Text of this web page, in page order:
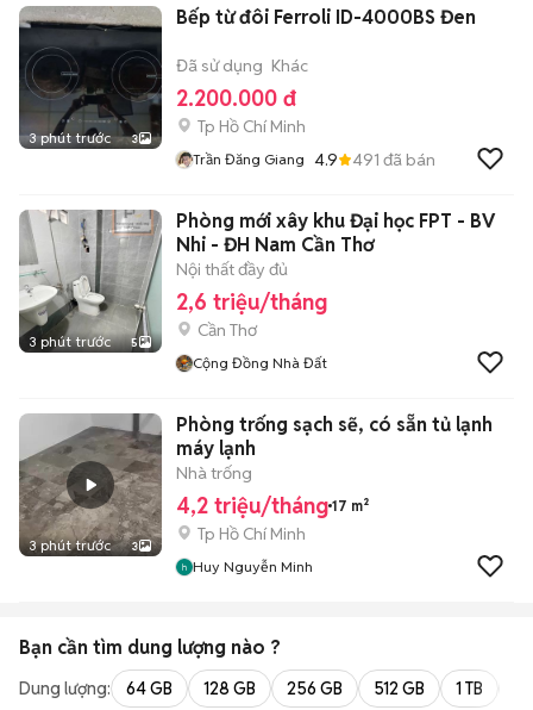
3 phút trước 3
Bếp từ đôi Ferroli ID-4000BS Đen
Đã sử dụng Khác
2.200.000 đ
Tp Hồ Chí Minh
Trần Đăng Giang 4.9 491 đã bán
3 phút trước 5
Phòng mới xây khu Đại học FPT - BV
Nhi - ĐH Nam Cần Thơ
Nội thất đầy đủ
2,6 triệu/tháng
Cần Thơ
Cộng Đồng Nhà Đất
3 phút trước 3
Phòng trống sạch sẽ, có sẵn tủ lạnh
máy lạnh
Nhà trống
4,2 triệu/tháng 17 m²
Tp Hồ Chí Minh
Huy Nguyễn Minh
Bạn cần tìm dung lượng nào ?
Dung lượng: 64 GB 128 GB 256 GB 512 GB 1 TB